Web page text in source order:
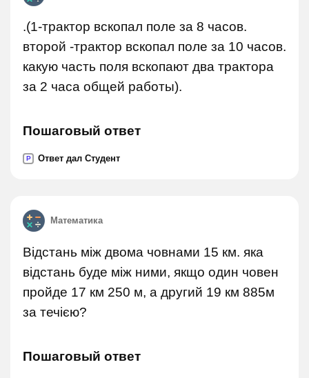
.(1-трактор вскопал поле за 8 часов.
второй -трактор вскопал поле за 10 часов.
какую часть поля вскопают два трактора
за 2 часа общей работы).
Пошаговый ответ
P Ответ дал Студент
Математика
Відстань між двома човнами 15 км. яка
відстань буде між ними, якщо один човен
пройде 17 км 250 м, а другий 19 км 885м
за течією?
Пошаговый ответ